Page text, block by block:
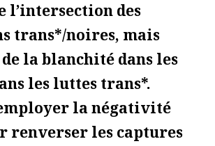
l’intersection des
trans*/noires, mais
de lablanchité dans les
ans les luttes trans*.
la négativité
renverser les captures